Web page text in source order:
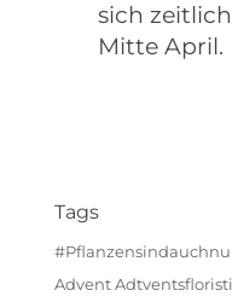
sich
Mitte April.
Tags
Advent